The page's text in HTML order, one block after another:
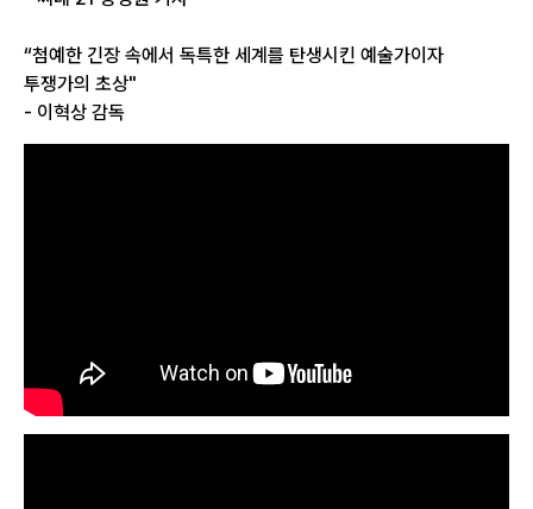
“첨예한 긴장 속에서 독특한 세계를 탄생시킨 예술가이자
투쟁가의 초상"
- 이혁상 감독